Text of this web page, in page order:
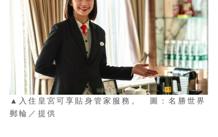
▲入住皇宮可享貼身管家服務。 圖：名勝世界
郵輪／提供